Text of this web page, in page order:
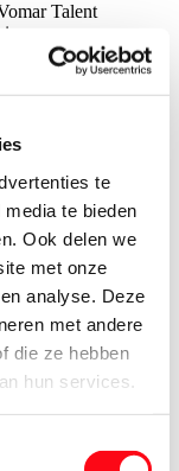
te
te bieden
Ook delen we
met onze
analyse. Deze
met andere
die ze hebben
hun services.
Talent
per week
ochtend en/of